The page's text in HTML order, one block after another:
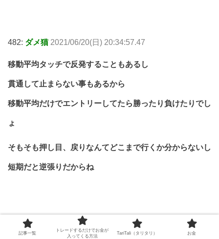
482: ダメ猫 2021/06/20(日) 20:34:57.47
移動平均タッチで反発することもあるし
貫通して止まらない事もあるから
移動平均だけでエントリーしてたら勝ったり負けたりでし
ょ
そもそも押し目、戻りなんてどこまで行くか分からないし
短期だと逆張りだからね
記事一覧
トレードするだけでお金が
入ってくる方法
TariTali（タリタリ） お金